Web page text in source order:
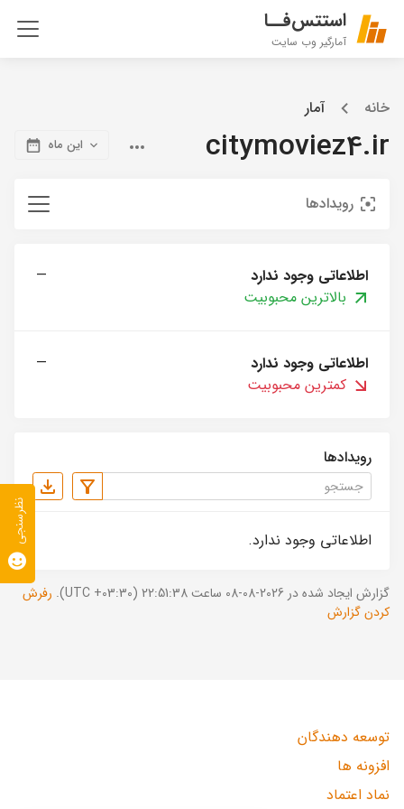
استتس‌فــا
آمارگیر وب سایت
خانه آمار
citymoviez4.ir این ماه
رویدادها
اطلاعاتی وجود ندارد
—
بالاترین محبوبیت
اطلاعاتی وجود ندارد
—
کمترین محبوبیت
رویدادها
اطلاعاتی وجود ندارد.
گزارش ایجاد شده در 2026-08-08 ساعت 22:51:38 (UTC +03:30).
رفرش
کردن گزارش
توسعه دهندگان
افزونه ها
نماد اعتماد
نظرسنجی